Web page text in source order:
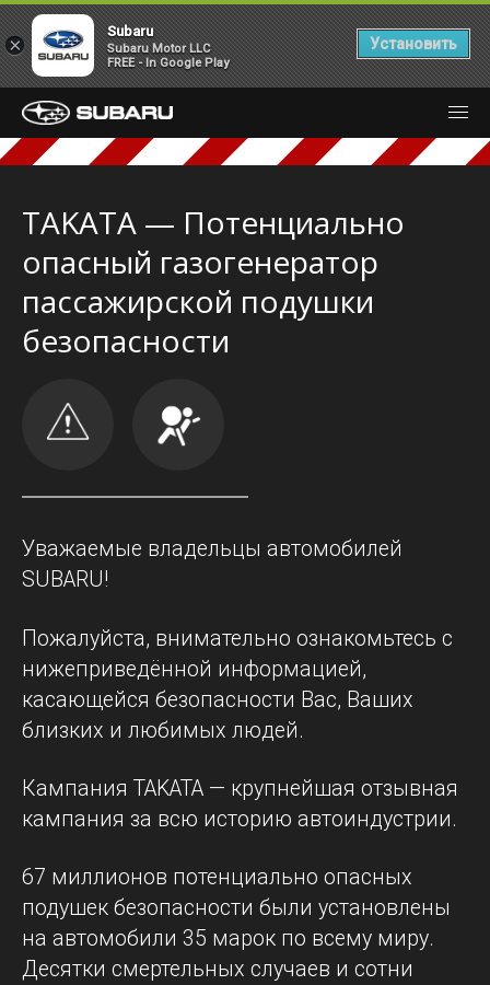
TAKATA — Потенциально
опасный газогенератор
пассажирской подушки
безопасности
Уважаемые владельцы автомобилей
SUBARU!
Пожалуйста, внимательно ознакомьтесь с
нижеприведённой информацией,
касающейся безопасности Вас, Ваших
близких и любимых людей.
Кампания TAKATA — крупнейшая отзывная
кампания за всю историю автоиндустрии.
67 миллионов потенциально опасных
подушек безопасности были установлены
на автомобили 35 марок по всему миру.
Десятки смертельных случаев и сотни
×
Subaru
Subaru Motor LLC
FREE - In Google Play
Установить